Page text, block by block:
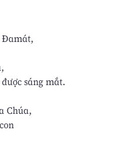
Đamát,
sáng mắt.
Chúa,